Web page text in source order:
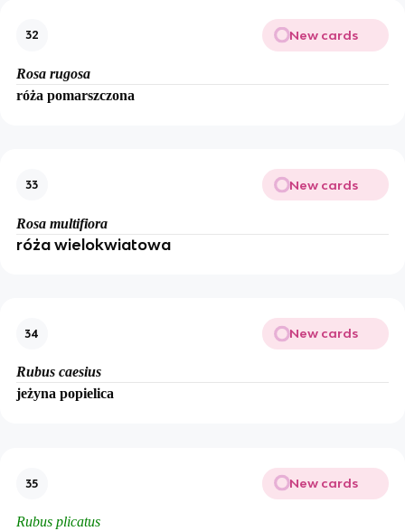
32 New cards
Rosa rugosa
róża pomarszczona
33 New cards
Rosa multifiora
róża wielokwiatowa
34 New cards
Rubus caesius
jeżyna popielica
35 New cards
Rubus plicatus